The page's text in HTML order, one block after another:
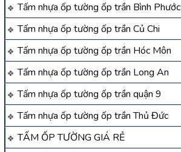
Tấm nhựa ốp tường ốp trần Bình Phước
Tấm nhựa ốp tường ốp trần Củ Chi
Tấm nhựa ốp tường ốp trần Hóc Môn
Tấm nhựa ốp tường ốp trần Long An
Tấm nhựa ốp tường ốp trần quận 9
Tấm nhựa ốp tường ốp trần Thủ Đức
TẤM ỐP TƯỜNG GIÁ RẺ